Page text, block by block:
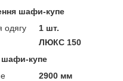
шафи-купе
одягу
1 шт.
ЛЮКС 150
шафи-купе
2900 мм